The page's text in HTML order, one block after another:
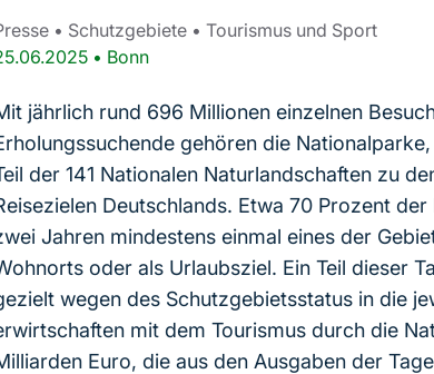
• Schutzgebiete • Tourismus und Sport
• Bonn
jährlich rund 696 Millionen einzelnen
gehören die
der 141 Nationalen Naturlandschaften zu
Deutschlands. Etwa 70 Prozent
Jahren mindestens einmal eines der
oder als Urlaubsziel. Ein Teil dieser
wegen des Schutzgebietsstatus in die
mit dem Tourismus durch die
Euro, die aus den Ausgaben der